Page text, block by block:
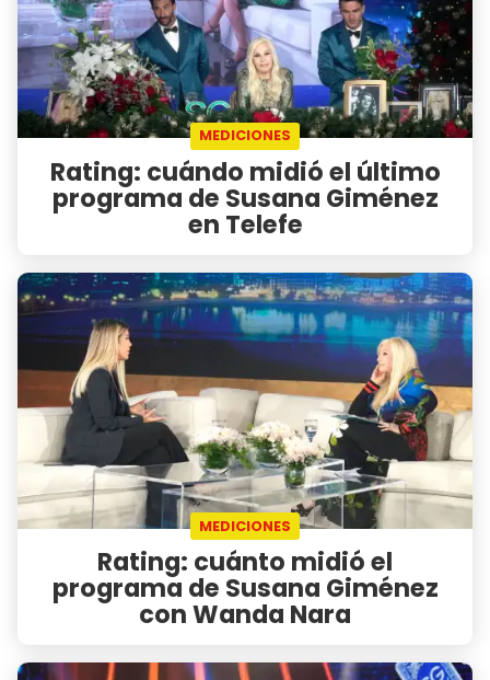
MEDICIONES
Rating: cuándo midió el último
programa de Susana Giménez
en Telefe
MEDICIONES
Rating: cuánto midió el
programa de Susana Giménez
con Wanda Nara